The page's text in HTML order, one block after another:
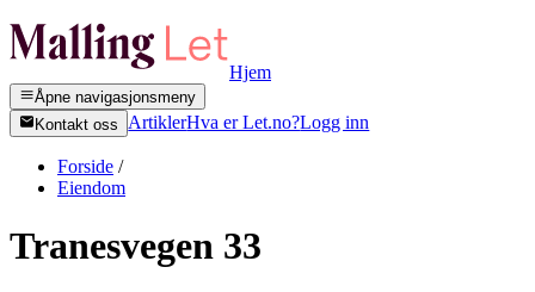
Hjem
Åpne navigasjonsmeny
Kontakt oss
ArtiklerHva er Let.no?Logg inn
Forside /
Eiendom
Tranesvegen 33